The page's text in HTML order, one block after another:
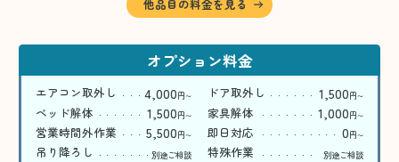
他品目の料金を見る
オプション料金
エアコン取外し 4,000円〜 ドア取外し 1,500円〜
ベッド解体 1,500円〜 家具解体 1,000円〜
営業時間外作業 5,500円〜 即日対応 0円〜
吊り降ろし 別途ご相談 特殊作業 別途ご相談